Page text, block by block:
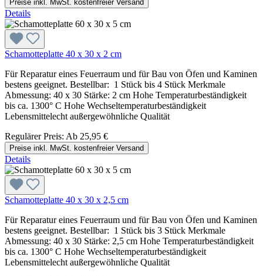
Preise inkl. MwSt. kostenfreier Versand
Details
Schamotteplatte 40 x 30 x 2 cm
Für Reparatur eines Feuerraum und für Bau von Öfen und Kaminen
bestens geeignet. Bestellbar: 1 Stück bis 4 Stück Merkmale
Abmessung: 40 x 30 Stärke: 2 cm Hohe Temperaturbeständigkeit
bis ca. 1300° C Hohe Wechseltemperaturbeständigkeit
Lebensmittelecht außergewöhnliche Qualität
Regulärer Preis: Ab 25,95 €
Preise inkl. MwSt. kostenfreier Versand
Details
Schamotteplatte 40 x 30 x 2,5 cm
Für Reparatur eines Feuerraum und für Bau von Öfen und Kaminen
bestens geeignet. Bestellbar: 1 Stück bis 3 Stück Merkmale
Abmessung: 40 x 30 Stärke: 2,5 cm Hohe Temperaturbeständigkeit
bis ca. 1300° C Hohe Wechseltemperaturbeständigkeit
Lebensmittelecht außergewöhnliche Qualität